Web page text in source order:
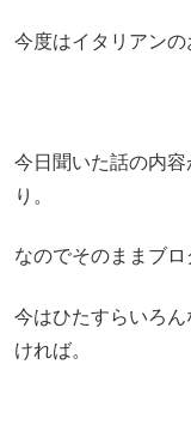
今度はイタリアンの
今日聞いた話の内
り。
なのでそのままブ
今はひたすらいろ
ければ。